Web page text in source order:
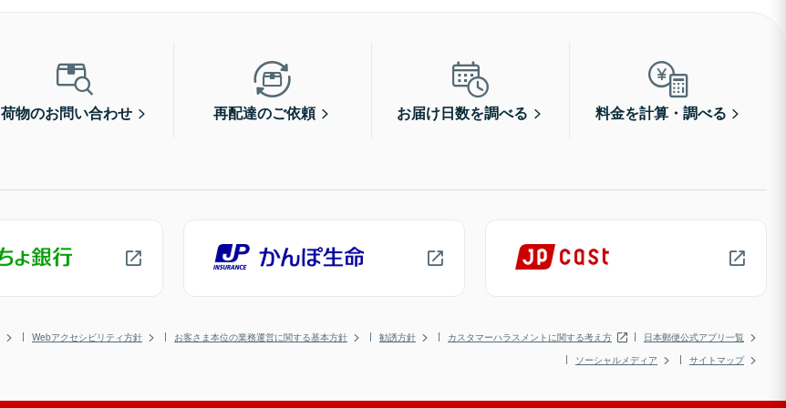
荷物のお問い合わせ 再配達のご依頼 お届け日数を調べる 料金を計算・調べる
Webアクセシビリティ方針 お客さま本位の業務運営に関する基本方針 勧誘方針 カスタマーハラスメントに関する考え方
日本郵便公式アプリ一覧
ソーシャルメディア
サイトマップ